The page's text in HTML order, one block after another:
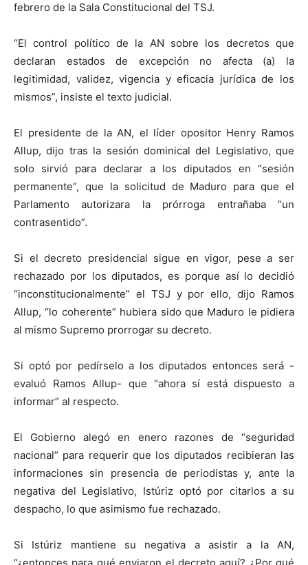
febrero de la Sala Constitucional del TSJ.
“El control político de la AN sobre los decretos que
declaran estados de excepción no afecta (a) la
legitimidad, validez, vigencia y eficacia jurídica de los
mismos”, insiste el texto judicial.
El presidente de la AN, el líder opositor Henry Ramos
Allup, dijo tras la sesión dominical del Legislativo, que
solo sirvió para declarar a los diputados en “sesión
permanente”, que la solicitud de Maduro para que el
Parlamento autorizara la prórroga entrañaba “un
contrasentido”.
Si el decreto presidencial sigue en vigor, pese a ser
rechazado por los diputados, es porque así lo decidió
“inconstitucionalmente” el TSJ y por ello, dijo Ramos
Allup, “lo coherente” hubiera sido que Maduro le pidiera
al mismo Supremo prorrogar su decreto.
Si optó por pedírselo a los diputados entonces será -
evaluó Ramos Allup- que “ahora sí está dispuesto a
informar” al respecto.
El Gobierno alegó en enero razones de “seguridad
nacional” para requerir que los diputados recibieran las
informaciones sin presencia de periodistas y, ante la
negativa del Legislativo, Istúriz optó por citarlos a su
despacho, lo que asimismo fue rechazado.
Si Istúriz mantiene su negativa a asistir a la AN,